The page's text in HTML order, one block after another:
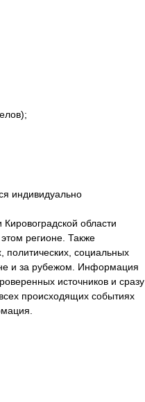
индивидуально
области
регионе. Также
политических, социальных
и за рубежом. Информация
источников и сразу
происходящих событиях